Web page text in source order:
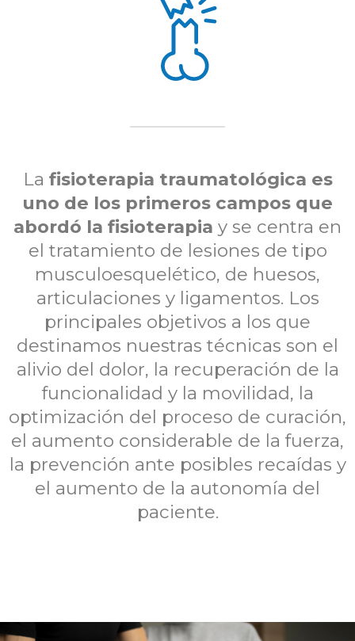
La fisioterapia traumatológica es
uno de los primeros campos que
abordó la fisioterapia y se centra en
el tratamiento de lesiones de tipo
musculoesquelético, de huesos,
articulaciones y ligamentos. Los
principales objetivos a los que
destinamos nuestras técnicas son el
alivio del dolor, la recuperación de la
funcionalidad y la movilidad, la
optimización del proceso de curación,
el aumento considerable de la fuerza,
la prevención ante posibles recaídas y
el aumento de la autonomía del
paciente.